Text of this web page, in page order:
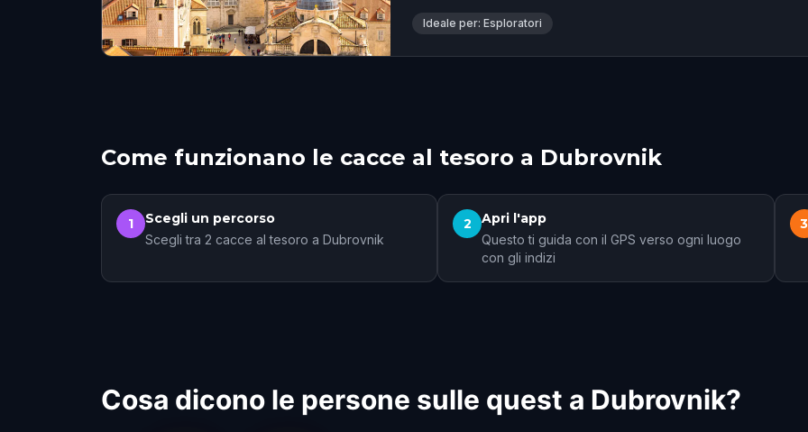
Ideale per: Esploratori
Come funzionano le cacce al tesoro a Dubrovnik
1 Scegli un percorso
Scegli tra 2 cacce al tesoro a Dubrovnik
2 Apri l'app
Questo ti guida con il GPS verso ogni luogo
con gli indizi
3
Cosa dicono le persone sulle quest a Dubrovnik?